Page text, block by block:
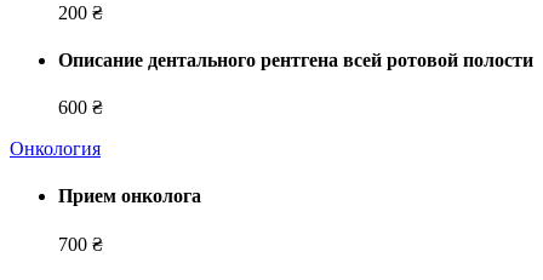
200 ₴
Описание дентального рентгена всей ротовой полости
600 ₴
Онкология
Прием онколога
700 ₴